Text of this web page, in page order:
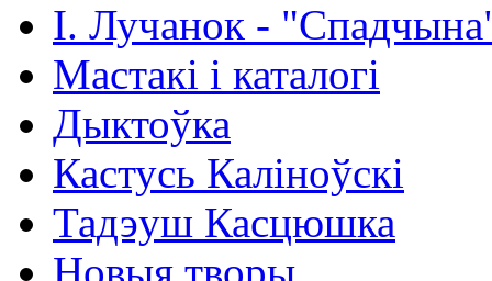
І. Лучанок -
Мастакі i каталогi
Дыктоўка
Кастусь Каліноўскі
Тадэуш Касцюшка